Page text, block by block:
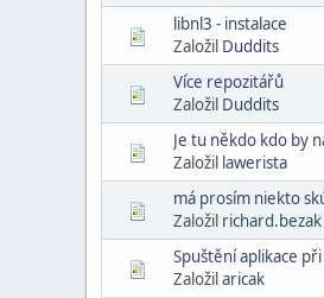
libnl3 - instalace
Založil Duddits
Více repozitářů
Založil Duddits
Je tu někdo kdo by
Založil lawerista
má prosím niekto
Založil richard.bezak
Spuštění aplikace
Založilaricak